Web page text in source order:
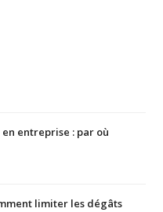
entreprise : par où
limiter les dégâts